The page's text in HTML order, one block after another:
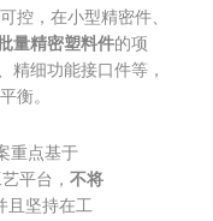
控，在小型精密件、
量精密塑料件的项
精细功能接口件等，
衡。
重点基于
平台， 不将
且坚持在工